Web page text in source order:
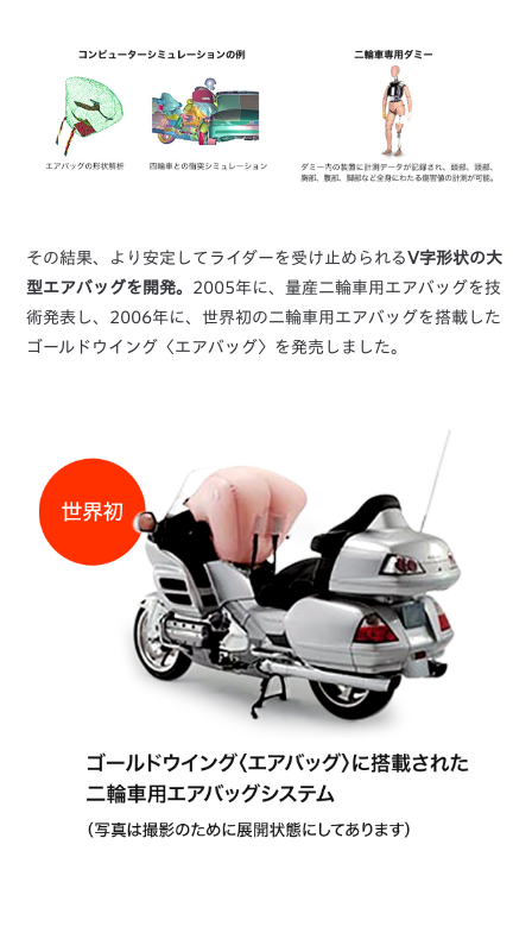
その結果、より安定してライダーを受け止められるV字形状の大
型エアバッグを開発。 2005年に、量産二輪車用エアバッグを技
術発表し、2006年に、世界初の二輪車用エアバッグを搭載した
ゴールドウイング〈エアバッグ〉を発売しました。